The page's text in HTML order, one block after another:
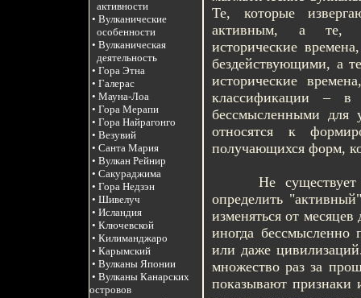
активности
• Вулканические
особенности
• Вулканическая
деятельность
• Гора Этна
• Галерас
• Мауна-Лоа
• Гора Мерапи
• Гора Найрагонго
• Везувий
• Санта Мария
• Вулкан Рейнир
• Сакураджима
• Гора Недзэн
• Шивелуч
• Исландия
• Ключевской
• Килиманджаро
• Карымский
• Вулканы Японии
• Вулканы Канарских
островов
Те, которые
активным, а те,
исторические
бездействующими, а
исторические
классификации – в
бессмысленными для
относятся к
получающихся форм,
Не существует
определить
изменяться от
иногда
или даже
множество раз за
показывают признаки